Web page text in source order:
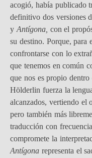
acogió, había publicado
definitivo dos versiones
y Antígona, con el
su destino. Porque, para
confrontarse con lo
que tenemos en común
que nos es propio
Hölderlin fuerza la
alcanzados, vertiendo el
pero también más
traducción con
compromete la
Antígona representa el